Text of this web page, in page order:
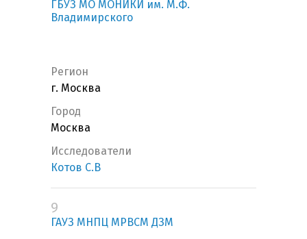
ГБУЗ МО МОНИКИ им. М.Ф.
Владимирского
Регион
г. Москва
Город
Москва
Исследователи
Котов С.В
9
ГАУЗ МНПЦ МРВСМ ДЗМ